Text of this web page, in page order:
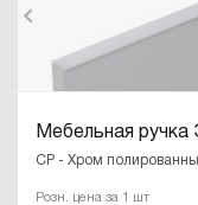
Мебельная ручка
CP - Хром
Розн. цена за 1 шт